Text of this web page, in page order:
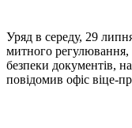
Уряд в середу, 29
митного регулювання,
безпеки документів,
повідомив офіс віце-